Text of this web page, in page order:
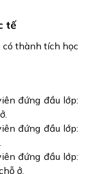
tế
có thành tích học
đứng đầu lớp:
đứng đầu lớp:
đứng đầu lớp:
ở.